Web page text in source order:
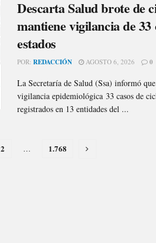
Descarta Salud brote de
mantiene vigilancia de 33
estados
POR: REDACCIÓN AGOSTO 6, 2026 0
La Secretaría de Salud (Ssa) informó
vigilancia epidemiológica 33 casos de
registrados en 13 entidades del ...
2 … 1.768